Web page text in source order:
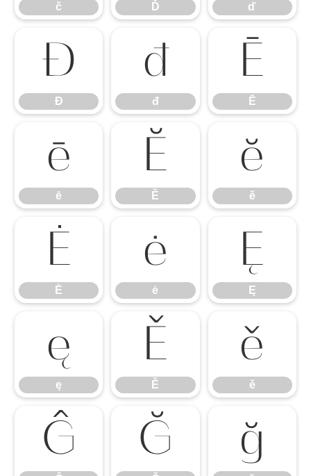
č Ď ď
Đ
Đ
đ
đ
Ē
Ē
ē
ē
Ĕ
Ĕ
ĕ
ĕ
Ė
Ė
ė
ė
Ę
Ę
ę
ę
Ě
Ě
ě
ě
Ĝ Ğ ğ